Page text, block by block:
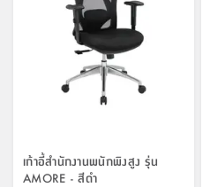
เก้าอี้สำนักงานพนักพิงสูง รุ่น
AMORE - สีดำ